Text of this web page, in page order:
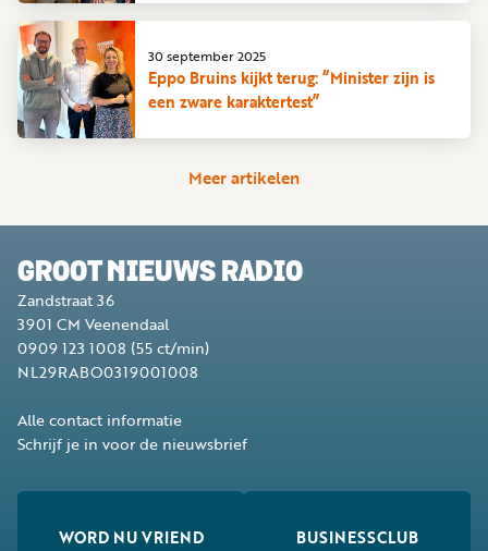
Eppo Bruins kijkt terug: “Minister zijn is
een zware karaktertest”
30 september 2025
Meer artikelen
GROOT NIEUWS RADIO
Zandstraat 36
3901 CM Veenendaal
0909 123 1008 (55 ct/min)
NL29RABO0319001008
Alle contact informatie
Schrijf je in voor de nieuwsbrief
WORD NU VRIEND BUSINESSCLUB